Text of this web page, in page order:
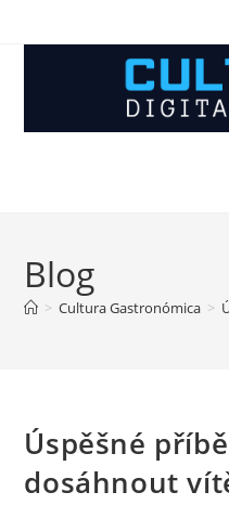
Blog
> Cultura Gastronómica >
Úspěšné
dosáhnout